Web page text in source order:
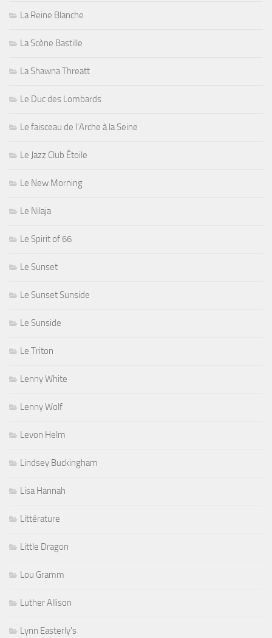
La Reine Blanche
La Scène Bastille
La Shawna Threatt
Le Duc des Lombards
Le faisceau de l'Arche à la Seine
Le Jazz Club Étoile
Le New Morning
Le Nilaja
Le Spirit of 66
Le Sunset
Le Sunset Sunside
Le Sunside
Le Triton
Lenny White
Lenny Wolf
Levon Helm
Lindsey Buckingham
Lisa Hannah
Littérature
Little Dragon
Lou Gramm
Luther Allison
Lynn Easterly's